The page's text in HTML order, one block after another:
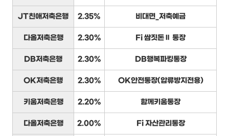
JT친애저축은행 2.35% 비대면_저축예금
다올저축은행 2.30% Fi 쌈짓돈Ⅱ 통장
DB저축은행 2.30% DB행복파킹통장
OK저축은행 2.30% OK안전통장(압류방지전용)
키움저축은행 2.20% 함께키움통장
다올저축은행 2.00% Fi 자산관리통장